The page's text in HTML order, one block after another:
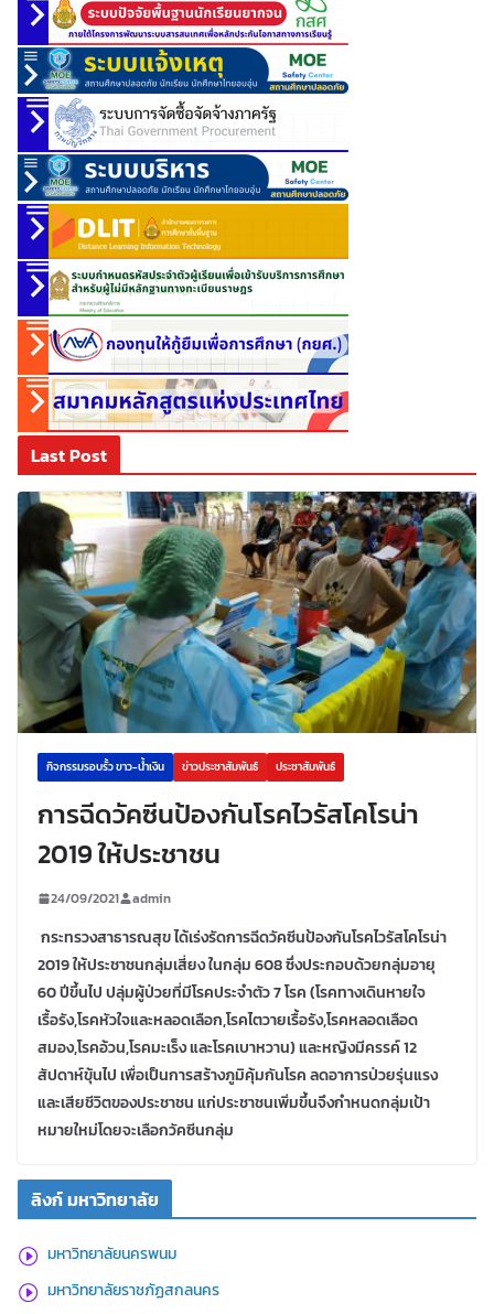
Last Post
กิจกรรมรอบรั้ว ขาว-น้ำเงิน ข่าวประชาสัมพันธ์ ประชาสัมพันธ์
การฉีดวัคซีนป้องกันโรคไวรัสโคโรน่า
2019 ให้ประชาชน
24/09/2021 admin
กระทรวงสาธารณสุข ได้เร่งรัดการฉีดวัคซีนป้องกันโรคไวรัสโคโรน่า
2019 ให้ประชาชนกลุ่มเสี่ยง ในกลุ่ม 608 ซึ่งประกอบด้วยกลุ่มอายุ
60 ปีขึ้นไป ปลุ่มผู้ป่วยที่มีโรคประจำตัว 7 โรค (โรคทางเดินหายใจ
เรื้อรัง,โรคหัวใจและหลอดเลือก,โรคไตวายเรื้อรัง,โรคหลอดเลือด
สมอง,โรคอ้วน,โรคมะเร็ง และโรคเบาหวาน) และหญิงมีครรค์ 12
สัปดาห์ขุ้นไป เพื่อเป็นการสร้างภูมิคุ้มกันโรค ลดอาการป่วยรุ่นแรง
และเสียชีวิตของประชาชน แก่ประชาชนเพิ่มขึ้นจึงกำหนดกลุ่มเป้า
หมายใหม่โดยจะเลือกวัคซีนกลุ่ม
ลิงก์ มหาวิทยาลัย
มหาวิทยาลัยนครพนม
มหาวิทยาลัยราชภัฏสกลนคร